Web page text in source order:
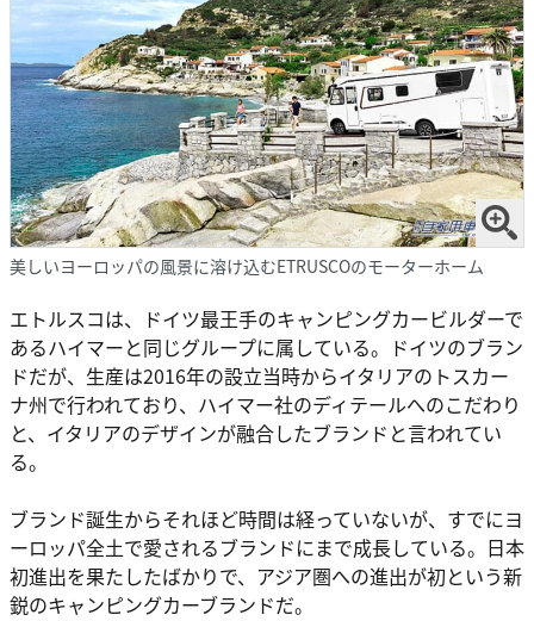
美しいヨーロッパの風景に溶け込むETRUSCOのモーターホーム
エトルスコは、ドイツ最王手のキャンピングカービルダーで
あるハイマーと同じグループに属している。ドイツのブラン
ドだが、生産は2016年の設立当時からイタリアのトスカー
ナ州で行われており、ハイマー社のディテールへのこだわり
と、イタリアのデザインが融合したブランドと言われてい
る。
ブランド誕生からそれほど時間は経っていないが、すでにヨ
ーロッパ全土で愛されるブランドにまで成長している。日本
初進出を果たしたばかりで、アジア圏への進出が初という新
鋭のキャンピングカーブランドだ。